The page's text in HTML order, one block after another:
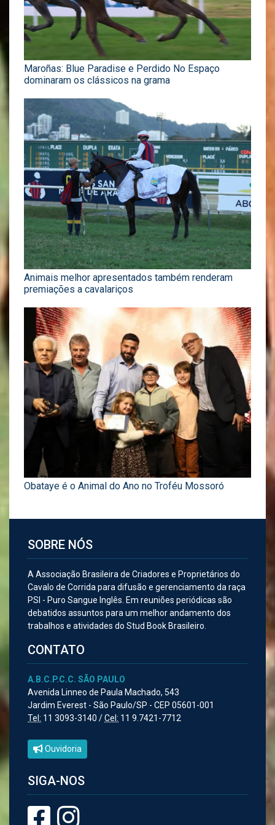
Maroñas: Blue Paradise e Perdido No Espaço
dominaram os clássicos na grama
Animais melhor apresentados também renderam
premiações a cavalariços
Obataye é o Animal do Ano no Troféu Mossoró
SOBRE NÓS
A Associação Brasileira de Criadores e Proprietários do
Cavalo de Corrida para difusão e gerenciamento da raça
PSI - Puro Sangue Inglês. Em reuniões periódicas são
debatidos assuntos para um melhor andamento dos
trabalhos e atividades do Stud Book Brasileiro.
CONTATO
A.B.C.P.C.C. SÃO PAULO
Avenida Linneo de Paula Machado, 543
Jardim Everest - São Paulo/SP - CEP 05601-001
Tel: 11 3093-3140 /Cel: 11 9.7421-7712
Ouvidoria
SIGA-NOS